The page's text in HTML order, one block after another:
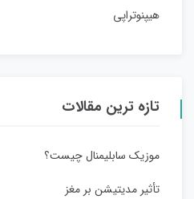
هیپنوتراپی
تازه ترین مقالات
موزیک سابلیمنال چیست؟
تأثیر مدیتیشن بر مغز